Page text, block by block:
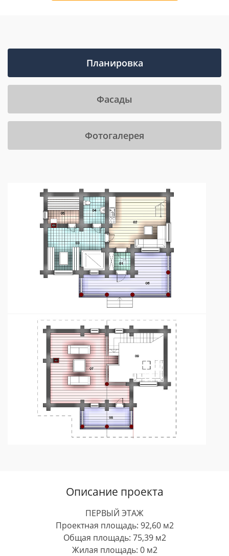
Планировка
Фасады
Фотогалерея
Описание проекта
ПЕРВЫЙ ЭТАЖ
Проектная площадь: 92,60 м2
Общая площадь: 75,39 м2
Жилая площадь: 0 м2